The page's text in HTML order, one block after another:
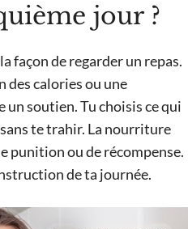
jour ?
façon de regarder un repas.
des calories ou une
un soutien. Tu choisis ce qui
te trahir. La nourriture
punition ou de récompense.
de ta journée.